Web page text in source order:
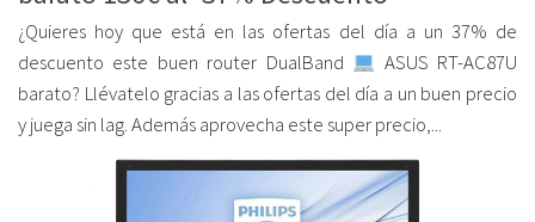
¿Quieres hoy que está en las ofertas del día a un 37% de
descuento este buen router DualBand
ASUS RT-AC87U
barato? Llévatelo gracias a las ofertas del día a un buen precio
y juega sin lag. Además aprovecha este super precio,...